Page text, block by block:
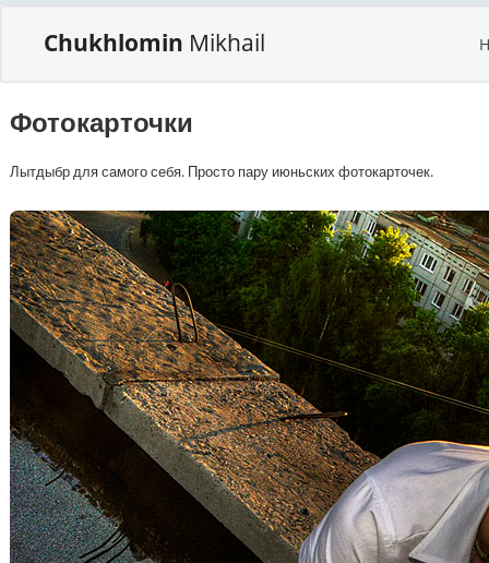
Chukhlomin Mikhail
Фотокарточки
Лытдыбр для самого себя. Просто пару июньских фотокарточек.